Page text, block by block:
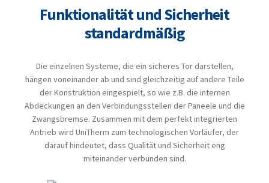
Funktionalität und Sicherheit
standardmäßig
Die einzelnen Systeme, die ein sicheres Tor darstellen,
hängen voneinander ab und sind gleichzeitig auf andere Teile
der Konstruktion eingespielt, so wie z.B. die internen
Abdeckungen an den Verbindungsstellen der Paneele und die
Zwangsbremse. Zusammen mit dem perfekt integrierten
Antrieb wird UniTherm zum technologischen Vorläufer, der
darauf hindeutet, dass Qualität und Sicherheit eng
miteinander verbunden sind.